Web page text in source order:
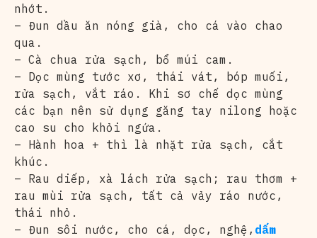
nhớt.
– Đun dầu ăn nóng già, cho cá vào chao
qua.
– Cà chua rửa sạch, bổ múi cam.
– Dọc mùng tước xơ, thái vát, bóp muối,
rửa sạch, vắt ráo. Khi sơ chế dọc mùng
các bạn nên sử dụng găng tay nilong hoặc
cao su cho khỏi ngứa.
– Hành hoa + thì là nhặt rửa sạch, cắt
khúc.
– Rau diếp, xà lách rửa sạch; rau thơm +
rau mùi rửa sạch, tất cả vảy ráo nước,
thái nhỏ.
– Đun sôi nước, cho cá, dọc, nghệ, dấm